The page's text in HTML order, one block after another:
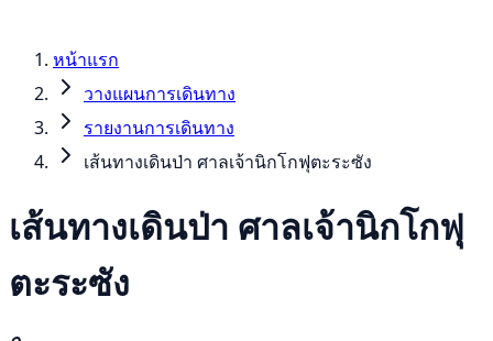
หน้าแรก
วางแผนการเดินทาง
รายงานการเดินทาง
เส้นทางเดินป่า ศาลเจ้านิกโกฟุตะระซัง
เส้นทางเดินป่า ศาลเจ้านิกโกฟุ
ตะระซัง